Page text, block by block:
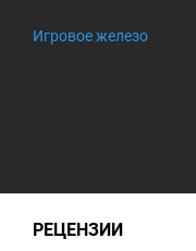
Игровое железо
РЕЦЕНЗИИ